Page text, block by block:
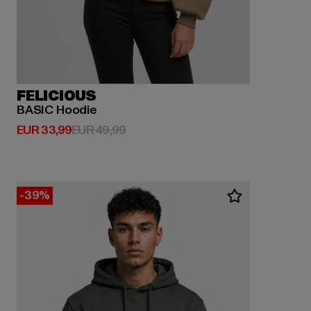
FELICIOUS
BASIC Hoodie
EUR 33,99
Derzeitiger Preis: EUR 33,99
EUR 49,99Aktionspreis: EUR 49,99
-39%